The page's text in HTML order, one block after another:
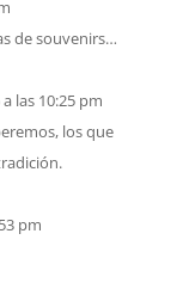
de souvenirs…
las 10:25 pm
los que
pm